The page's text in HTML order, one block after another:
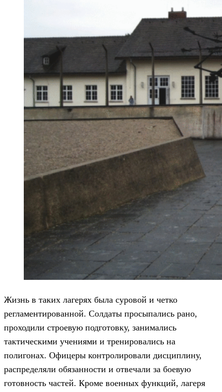
Жизнь в таких лагерях была суровой и четко
регламентированной. Солдаты просыпались рано,
проходили строевую подготовку, занимались
тактическими учениями и тренировались на
полигонах. Офицеры контролировали дисциплину,
распределяли обязанности и отвечали за боевую
готовность частей. Кроме военных функций, лагеря